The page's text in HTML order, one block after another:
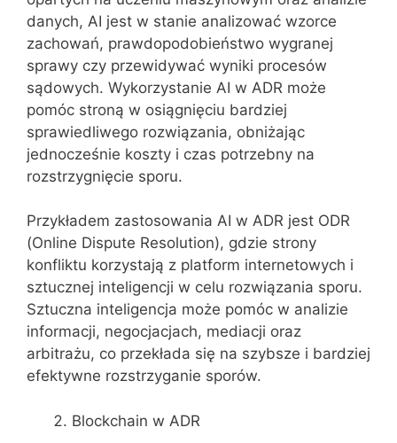
danych, AI jest w stanie analizować wzorce
zachowań, prawdopodobieństwo wygranej
sprawy czy przewidywać wyniki procesów
sądowych. Wykorzystanie AI w ADR może
pomóc stroną w osiągnięciu bardziej
sprawiedliwego rozwiązania, obniżając
jednocześnie koszty i czas potrzebny na
rozstrzygnięcie sporu.
Przykładem zastosowania AI w ADR jest ODR
(Online Dispute Resolution), gdzie strony
konfliktu korzystają z platform internetowych i
sztucznej inteligencji w celu rozwiązania sporu.
Sztuczna inteligencja może pomóc w analizie
informacji, negocjacjach, mediacji oraz
arbitrażu, co przekłada się na szybsze i bardziej
efektywne rozstrzyganie sporów.
Blockchain w ADR